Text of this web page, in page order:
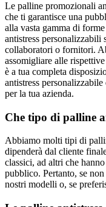
Le palline promozionali
che ti garantisce una
alla vasta gamma di
antistress
collaboratori o fornitori.
assomigliare alle
è a tua completa
antistress
per la tua azienda.
Che tipo di palline
Abbiamo molti tipi di
dipenderà dal cliente
classici, ad altri che
pubblico. Pertanto, se
nostri modelli o, se